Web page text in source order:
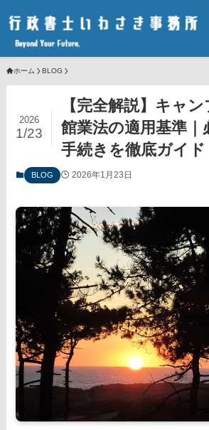
ホーム BLOG
【完全解説】キャ
館業法の適用基準｜
手続きを徹底ガイド
2026
1/23
BLOG 2026年1月23日